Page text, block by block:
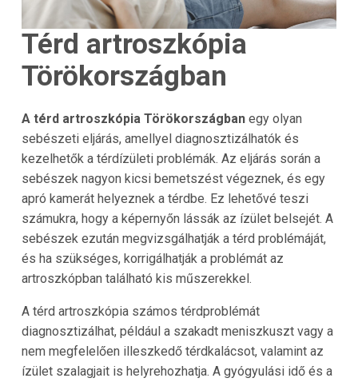
Térd artroszkópia
Törökországban
A térd artroszkópia Törökországbanegy olyan
sebészeti eljárás, amellyel diagnosztizálhatók és
kezelhetők a térdízületi problémák. Az eljárás során a
sebészek nagyon kicsi bemetszést végeznek, és egy
apró kamerát helyeznek a térdbe. Ez lehetővé teszi
számukra, hogy a képernyőn lássák az ízület belsejét. A
sebészek ezután megvizsgálhatják a térd problémáját,
és ha szükséges, korrigálhatják a problémát az
artroszkópban található kis műszerekkel.
A térd artroszkópia számos térdproblémát
diagnosztizálhat, például a szakadt meniszkuszt vagy a
nem megfelelően illeszkedő térdkalácsot, valamint az
ízület szalagjait is helyrehozhatja. A gyógyulási idő és a